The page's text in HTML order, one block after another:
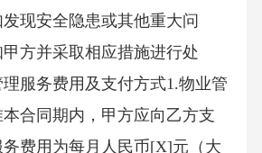
现安全隐患或其他重大问
方并采取相应措施进行处
服务费用及支付方式1.物业管
合同期内，甲方应向乙方支
费用为每月人民币[X]元（大